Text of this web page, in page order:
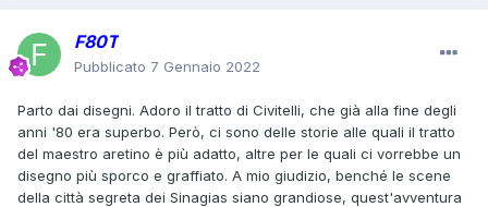
F80T
Pubblicato 7 Gennaio 2022
Parto dai disegni. Adoro il tratto di Civitelli, che già alla fine degli
anni '80 era superbo. Però, ci sono delle storie alle quali il tratto
del maestro aretino è più adatto, altre per le quali ci vorrebbe un
disegno più sporco e graffiato. A mio giudizio, benché le scene
della città segreta dei Sinagias siano grandiose, quest'avventura